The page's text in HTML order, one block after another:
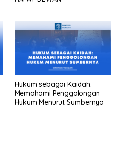
Hukum sebagai Kaidah:
Memahami Penggolongan
Hukum Menurut Sumbernya